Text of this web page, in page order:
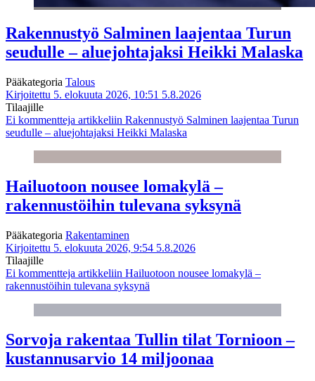
Rakennustyö Salminen laajentaa Turun
seudulle – aluejohtajaksi Heikki Malaska
Pääkategoria Talous
Kirjoitettu 5. elokuuta 2026, 10:51 5.8.2026
Tilaajille
Ei kommentteja artikkeliin Rakennustyö Salminen laajentaa Turun
seudulle – aluejohtajaksi Heikki Malaska
Hailuotoon nousee lomakylä –
rakennustöihin tulevana syksynä
Pääkategoria Rakentaminen
Kirjoitettu 5. elokuuta 2026, 9:54 5.8.2026
Tilaajille
Ei kommentteja artikkeliin Hailuotoon nousee lomakylä –
rakennustöihin tulevana syksynä
Sorvoja rakentaa Tullin tilat Tornioon –
kustannusarvio 14 miljoonaa